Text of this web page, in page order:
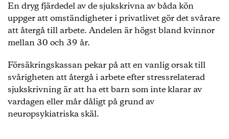
En dryg fjärdedel av de sjukskrivna av båda kön
uppger att omständigheter i privatlivet gör det svårare
att återgå till arbete. Andelen är högst bland kvinnor
mellan 30 och 39 år.
Försäkringskassan pekar på att en vanlig orsak till
svårigheten att återgå i arbete efter stressrelaterad
sjukskrivning är att ha ett barn som inte klarar av
vardagen eller mår dåligt på grund av
neuropsykiatriska skäl.